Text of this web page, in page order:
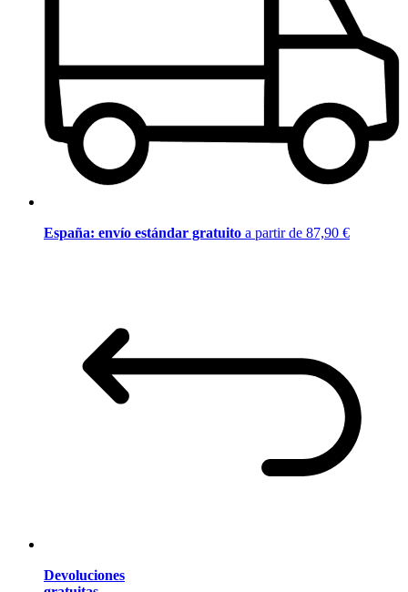
España: envío estándar gratuito a partir de 87,90 €
Devoluciones